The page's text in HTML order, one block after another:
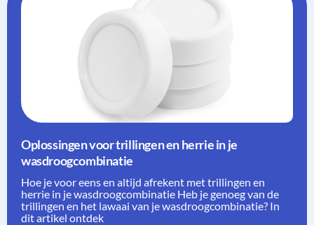
Oplossingen voor trillingen en herrie in je
wasdroogcombinatie
Hoe je voor eens en altijd afrekent met trillingen en
herrie in je wasdroogcombinatie Heb je genoeg van de
trillingen en het lawaai van je wasdroogcombinatie? In
dit artikel ontdek